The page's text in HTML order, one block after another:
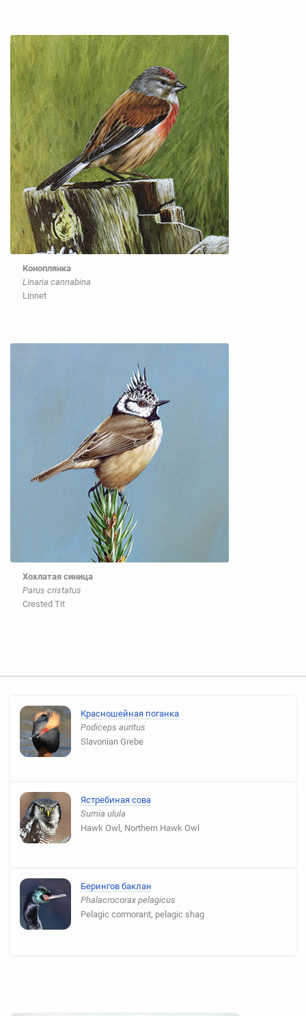
Коноплянка
Linaria cannabina
Linnet
Хохлатая синица
Parus cristatus
Crested Tit
Красношейная поганка
Podiceps auritus
Slavonian Grebe
Ястребиная сова
Surnia ulula
Hawk Owl, Northern Hawk Owl
Берингов баклан
Phalacrocorax pelagicus
Pelagic cormorant, pelagic shag